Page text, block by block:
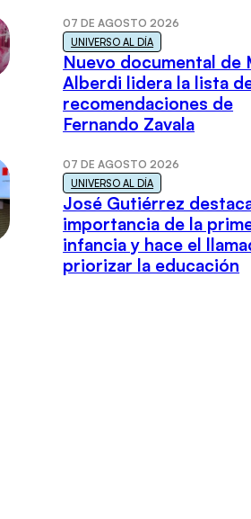
07 DE AGOSTO 2026
UNIVERSO AL DÍA
Nuevo documental de
Alberdi lidera la lista
recomendaciones de
Fernando Zavala
07 DE AGOSTO 2026
UNIVERSO AL DÍA
José Gutiérrez
importancia de la
infancia y hace el
priorizar la educación